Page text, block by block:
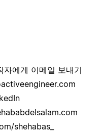
자에게 이메일 보내기
shehabas_